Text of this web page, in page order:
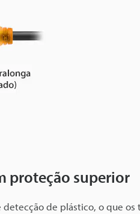
proteção superior
de plástico, o que os